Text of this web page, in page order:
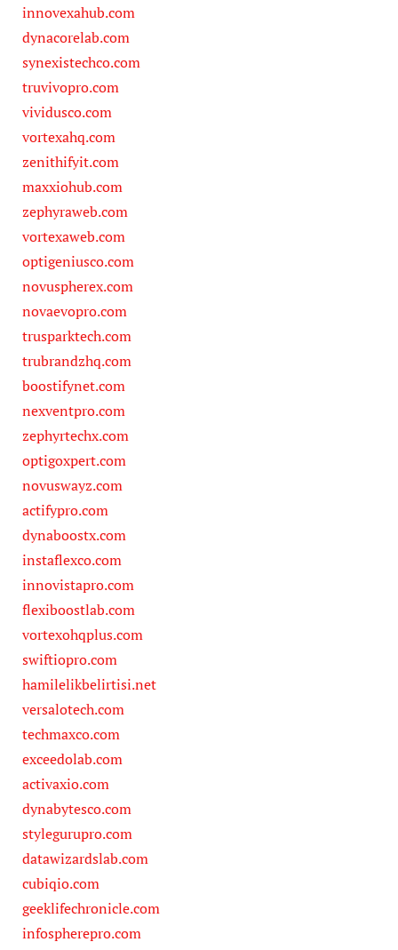
innovexahub.com
dynacorelab.com
synexistechco.com
truvivopro.com
vividusco.com
vortexahq.com
zenithifyit.com
maxxiohub.com
zephyraweb.com
vortexaweb.com
optigeniusco.com
novuspherex.com
novaevopro.com
trusparktech.com
trubrandzhq.com
boostifynet.com
nexventpro.com
zephyrtechx.com
optigoxpert.com
novuswayz.com
actifypro.com
dynaboostx.com
instaflexco.com
innovistapro.com
flexiboostlab.com
vortexohqplus.com
swiftiopro.com
hamilelikbelirtisi.net
versalotech.com
techmaxco.com
exceedolab.com
activaxio.com
dynabytesco.com
stylegurupro.com
datawizardslab.com
cubiqio.com
geeklifechronicle.com
infospherepro.com